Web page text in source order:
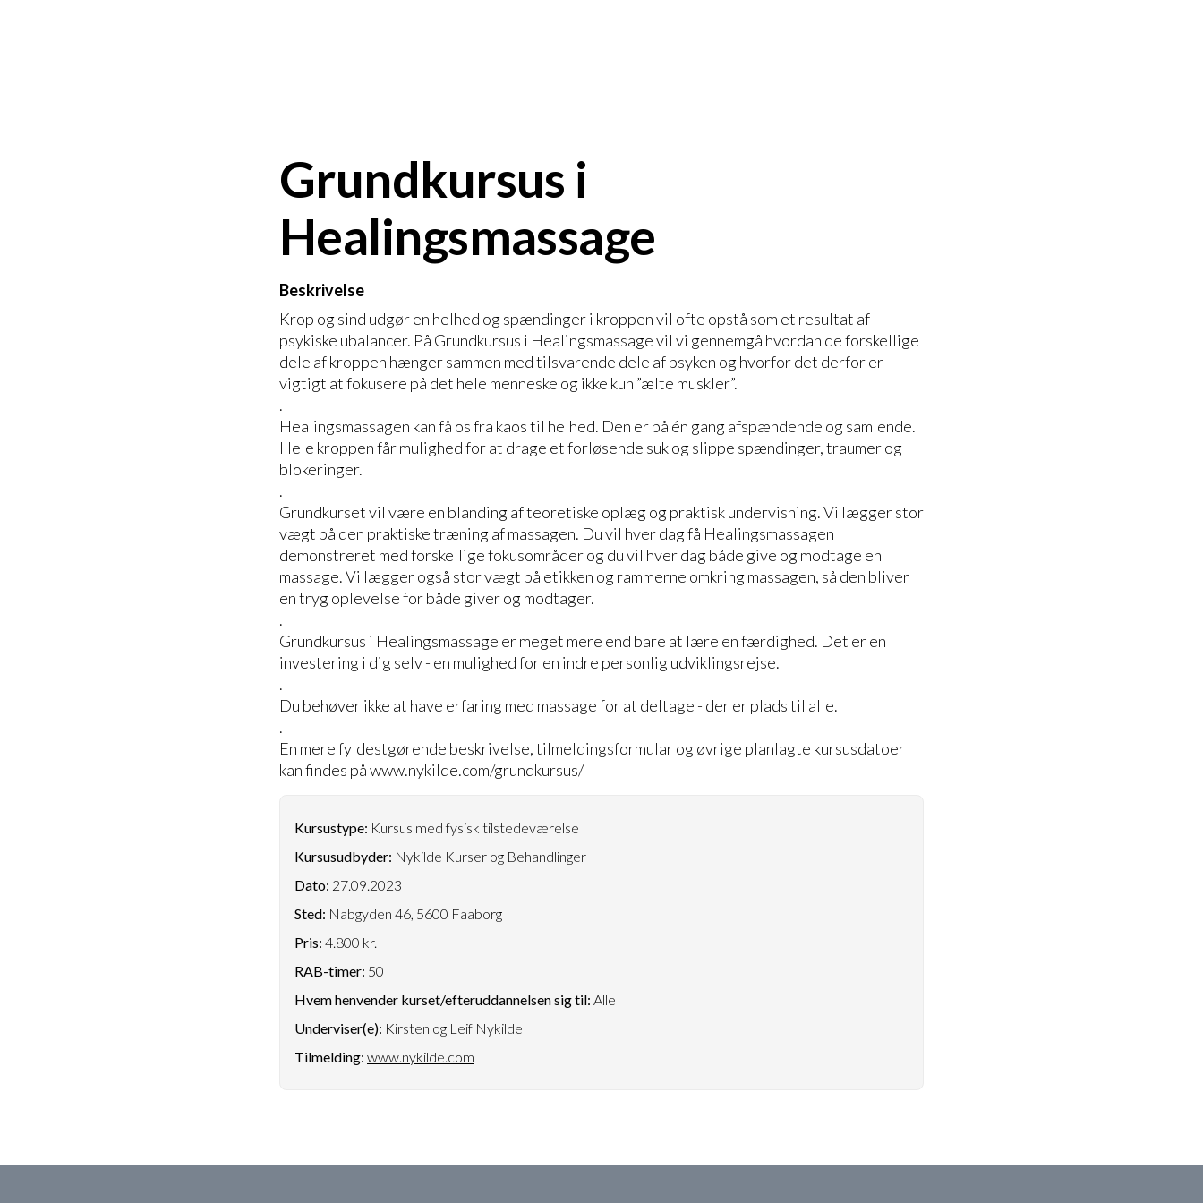
Grundkursus i
Healingsmassage
Beskrivelse
Krop og sind udgør en helhed og spændinger i kroppen vil ofte opstå som et resultat af
psykiske ubalancer. På Grundkursus i Healingsmassage vil vi gennemgå hvordan de forskellige
dele af kroppen hænger sammen med tilsvarende dele af psyken og hvorfor det derfor er
vigtigt at fokusere på det hele menneske og ikke kun ”ælte muskler”.
.
Healingsmassagen kan få os fra kaos til helhed. Den er på én gang afspændende og samlende.
Hele kroppen får mulighed for at drage et forløsende suk og slippe spændinger, traumer og
blokeringer.
.
Grundkurset vil være en blanding af teoretiske oplæg og praktisk undervisning. Vi lægger stor
vægt på den praktiske træning af massagen. Du vil hver dag få Healingsmassagen
demonstreret med forskellige fokusområder og du vil hver dag både give og modtage en
massage. Vi lægger også stor vægt på etikken og rammerne omkring massagen, så den bliver
en tryg oplevelse for både giver og modtager.
.
Grundkursus i Healingsmassage er meget mere end bare at lære en færdighed. Det er en
investering i dig selv - en mulighed for en indre personlig udviklingsrejse.
.
Du behøver ikke at have erfaring med massage for at deltage - der er plads til alle.
.
En mere fyldestgørende beskrivelse, tilmeldingsformular og øvrige planlagte kursusdatoer
kan findes på www.nykilde.com/grundkursus/
Kursustype: Kursus med fysisk tilstedeværelse
Kursusudbyder: Nykilde Kurser og Behandlinger
Dato: 27.09.2023
Sted: Nabgyden 46, 5600 Faaborg
Pris: 4.800 kr.
RAB-timer: 50
Hvem henvender kurset/efteruddannelsen sig til: Alle
Underviser(e): Kirsten og Leif Nykilde
Tilmelding: www.nykilde.com